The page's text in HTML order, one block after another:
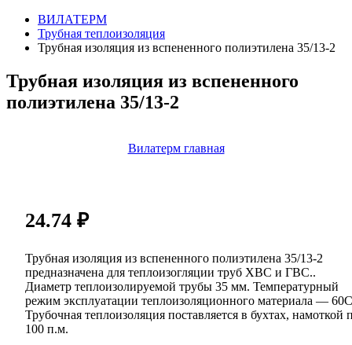
ВИЛАТЕРМ
Трубная теплоизоляция
Трубная изоляция из вспененного полиэтилена 35/13-2
Трубная изоляция из вспененного
полиэтилена 35/13-2
Вилатерм главная
24.74₽
Трубная изоляция из вспененного полиэтилена 35/13-2
предназначена для теплоизогляции труб ХВС и ГВС..
Диаметр теплоизолируемой трубы 35 мм. Температурный
режим эксплуатации теплоизоляционного материала —
Трубочная теплоизоляция поставляется в бухтах, намоткой
100 п.м.